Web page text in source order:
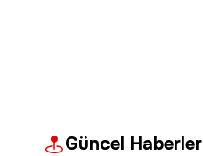
Güncel Haberler